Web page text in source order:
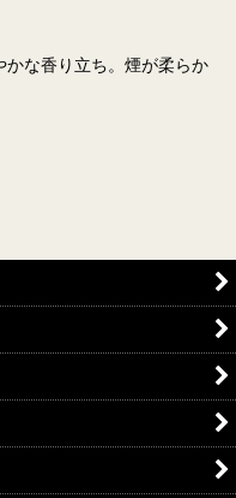
な香り立ち。煙が柔らか